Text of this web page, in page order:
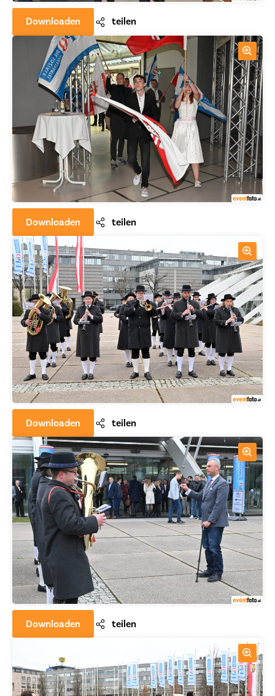
Downloaden teilen
Downloaden teilen
Downloaden teilen
Downloaden teilen